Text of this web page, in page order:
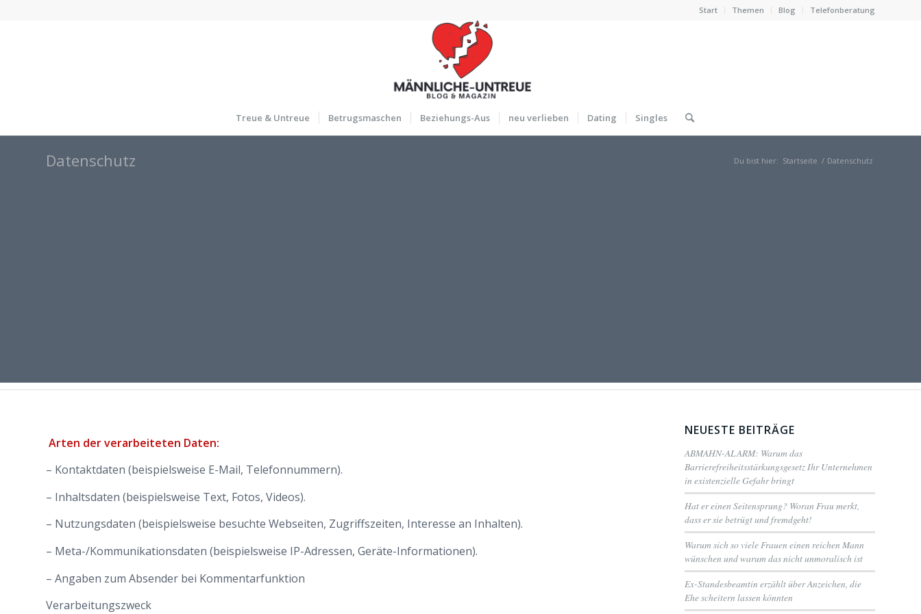
Start Themen Blog Telefonberatung
Treue & Untreue Betrugsmaschen Beziehungs-Aus neu verlieben Dating Singles
Datenschutz Du bist hier: Startseite / Datenschutz
Arten der verarbeiteten Daten:
– Kontaktdaten (beispielsweise E-Mail, Telefonnummern).
– Inhaltsdaten (beispielsweise Text, Fotos, Videos).
– Nutzungsdaten (beispielsweise besuchte Webseiten, Zugriffszeiten, Interesse an Inhalten).
– Meta-/Kommunikationsdaten (beispielsweise IP-Adressen, Geräte-Informationen).
– Angaben zum Absender bei Kommentarfunktion
Verarbeitungszweck
NEUESTE BEITRÄGE
ABMAHN-ALARM: Warum das
Barrierefreiheitsstärkungsgesetz Ihr Unternehmen
in existenzielle Gefahr bringt
Hat er einen Seitensprung? Woran Frau merkt,
dass er sie betrügt und fremdgeht!
Warum sich so viele Frauen einen reichen Mann
wünschen und warum das nicht unmoralisch ist
Ex-Standesbeamtin erzählt über Anzeichen, die
Ehe scheitern lassen könnten